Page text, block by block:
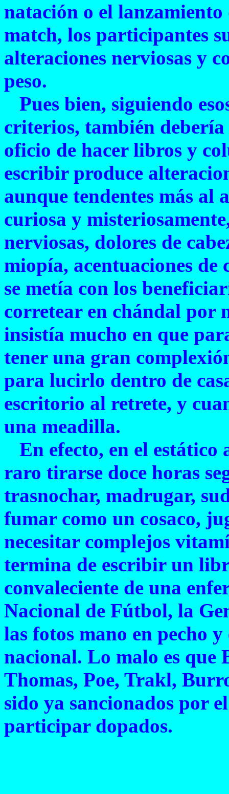
natación o el
match, los participantes
alteraciones nerviosas y
peso.
Pues bien, siguiendo
criterios, también debería
oficio de hacer libros y
escribir produce
aunque tendentes más al
curiosa y
nerviosas, dolores de
miopía, acentuaciones de
se metía con los
corretear en chándal por
insistía mucho en que
tener una gran
para lucirlo dentro de
escritorio al retrete, y
una meadilla.
En efecto, en el estático
raro tirarse doce horas
trasnochar, madrugar,
fumar como un cosaco,
necesitar complejos
termina de escribir un
convaleciente de una
Nacional de Fútbol, la
las fotos mano en pecho
nacional. Lo malo es que
Thomas, Poe, Trakl,
sido ya sancionados por
participar dopados.